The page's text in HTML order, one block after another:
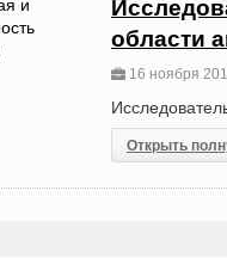
области
16 ноября
Открыть